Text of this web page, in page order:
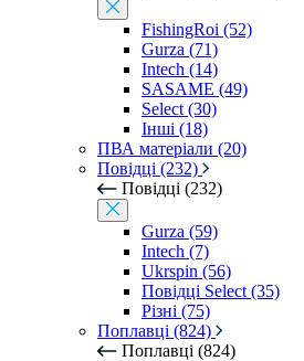
FishingRoi (52)
Gurza (71)
Intech (14)
SASAME (49)
Select (30)
Інші (18)
ПВА матеріали (20)
Повідці (232)
Повідці (232)
Gurza (59)
Intech (7)
Ukrspin (56)
Повідці Select (35)
Різні (75)
Поплавці (824)
Поплавці (824)